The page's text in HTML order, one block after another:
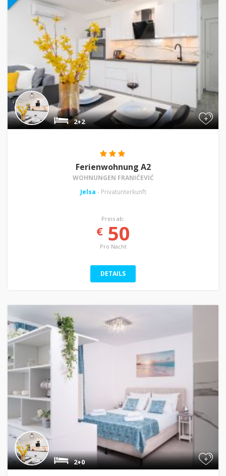
+
2+2
Ferienwohnung A2
WOHNUNGEN FRANIČEVIĆ
Jelsa - Privatunterkunft
Preis ab:
€50
Pro Nacht
DETAILS
+
2+0